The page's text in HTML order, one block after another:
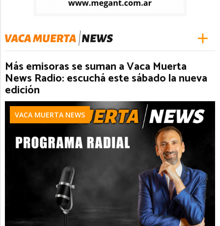
Más emisoras se suman a Vaca Muerta
News Radio: escuchá este sábado la nueva
edición
VACA MUERTA NEWS